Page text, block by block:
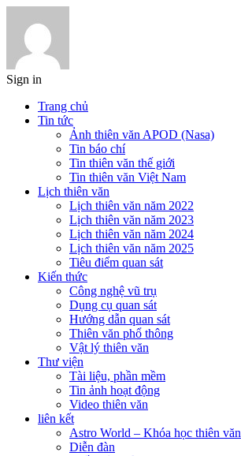
Sign in
Trang chủ
Tin tức
Ảnh thiên văn APOD (Nasa)
Tin báo chí
Tin thiên văn thế giới
Tin thiên văn Việt Nam
Lịch thiên văn
Lịch thiên văn năm 2022
Lịch thiên văn năm 2023
Lịch thiên văn năm 2024
Lịch thiên văn năm 2025
Tiêu điểm quan sát
Kiến thức
Công nghệ vũ trụ
Dụng cụ quan sát
Hướng dẫn quan sát
Thiên văn phổ thông
Vật lý thiên văn
Thư viện
Tài liệu, phần mềm
Tin ảnh hoạt động
Video thiên văn
liên kết
Astro World – Khóa học thiên văn
Diễn đàn